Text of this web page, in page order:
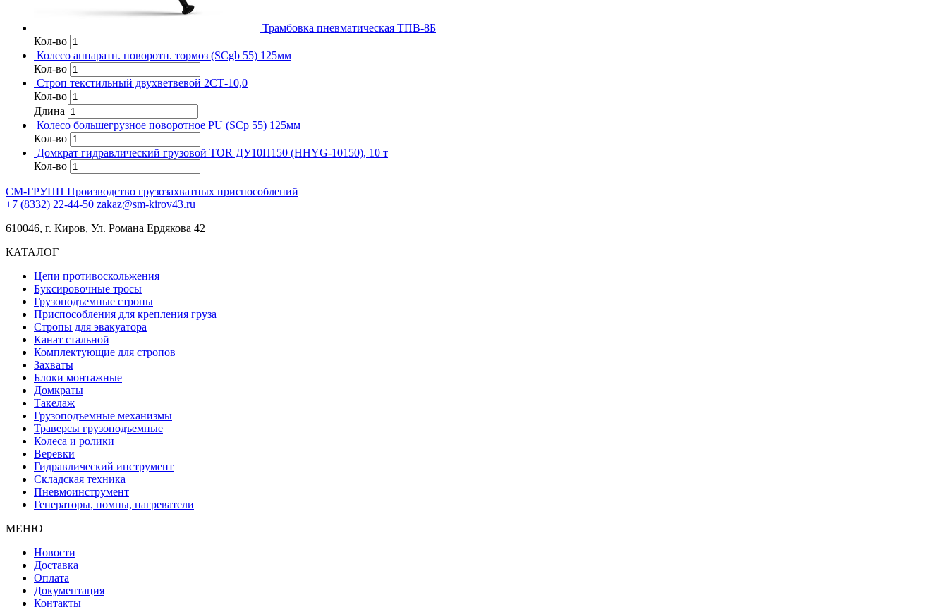
Трамбовка пневматическая ТПВ-8Б
Кол-во
Колесо аппаратн. поворотн. тормоз (SCgb 55) 125мм
Кол-во
Строп текстильный двухветвевой 2СТ-10,0
Кол-во
Длина
Колесо большегрузное поворотное PU (SCp 55) 125мм
Кол-во
Домкрат гидравлический грузовой TOR ДУ10П150 (HHYG-10150), 10 т
Кол-во
СМ-ГРУПП Производство грузозахватных приспособлений
+7 (8332) 22-44-50 zakaz@sm-kirov43.ru
610046, г. Киров, Ул. Романа Ердякова 42
КАТАЛОГ
Цепи противоскольжения
Буксировочные тросы
Грузоподъемные стропы
Приспособления для крепления груза
Стропы для эвакуатора
Канат стальной
Комплектующие для стропов
Захваты
Блоки монтажные
Домкраты
Такелаж
Грузоподъемные механизмы
Траверсы грузоподъемные
Колеса и ролики
Веревки
Гидравлический инструмент
Складская техника
Пневмоинструмент
Генераторы, помпы, нагреватели
МЕНЮ
Новости
Доставка
Оплата
Документация
Контакты